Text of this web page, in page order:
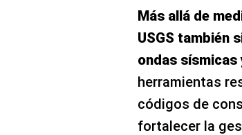
Más allá de
USGS también
ondas sísmicas
herramientas
códigos de
fortalecer la